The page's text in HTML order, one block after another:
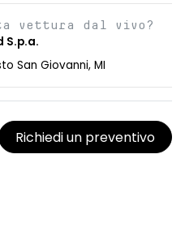
vettura dal vivo?
S.p.a.
San Giovanni, MI
Richiedi un preventivo